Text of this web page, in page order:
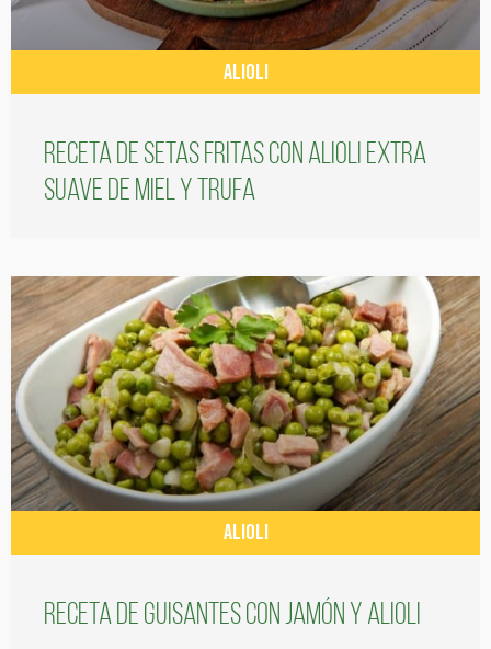
ALIOLI
Receta de setas fritas con alioli extra
suave de miel y trufa
ALIOLI
Receta de guisantes con jamón y alioli